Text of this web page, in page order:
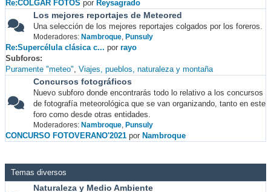
Re:COLGAR FOTOS por Reysagrado
Los mejores reportajes de Meteored
Una selección de los mejores reportajes colgados por los foreros.
Moderadores: Nambroque, Punsuly
Re:Supercélula clásica c... por rayo
Subforos
Puramente "meteo" Viajes, pueblos, naturaleza y montaña
Concursos fotográficos
Nuevo subforo donde encontrarás todo lo relativo a los concursos
de fotografía meteorológica que se van organizando, tanto en este
foro como desde otras entidades.
Moderadores: Nambroque, Punsuly
CONCURSO FOTOVERANO'2021 por Nambroque
Temas diversos
Naturaleza y Medio Ambiente